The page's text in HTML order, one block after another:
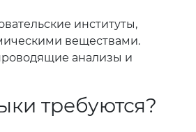
институты,
веществами.
анализы и
требуются?